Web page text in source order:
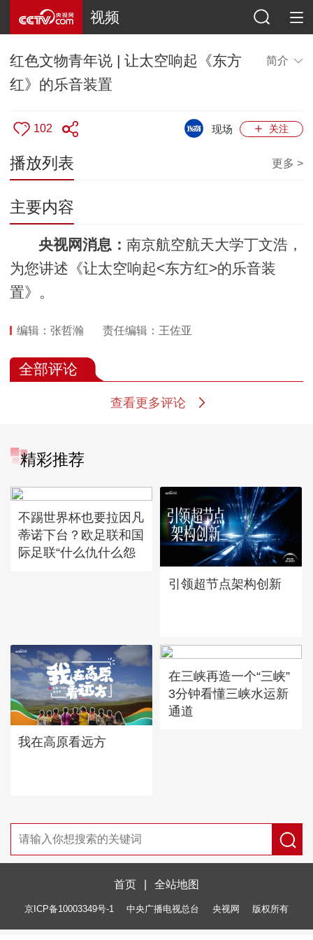
视频
红色文物青年说 | 让太空响起《东方
红》的乐音装置
简介
102 关注
现场
播放列表 更多 >
主要内容
央视网消息： 南京航空航天大学丁文浩，
为您讲述《让太空响起<东方红>的乐音装
置》。
编辑：张哲瀚 责任编辑：王佐亚
全部评论
查看更多评论
精彩推荐
不踢世界杯也要拉因凡
蒂诺下台？欧足联和国
际足联“什么仇什么怨
引领超节点架构创新
我在高原看远方
在三峡再造一个“三峡”
3分钟看懂三峡水运新
通道
首页 全站地图
京ICP备10003349号-1 中央广播电视总台 央视网 版权所有